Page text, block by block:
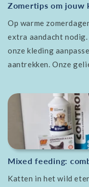
Zomertips om jouw
Op warme
extra aandacht nodig.
onze kleding
aantrekken. Onze
Mixed feeding:
Katten in het wild